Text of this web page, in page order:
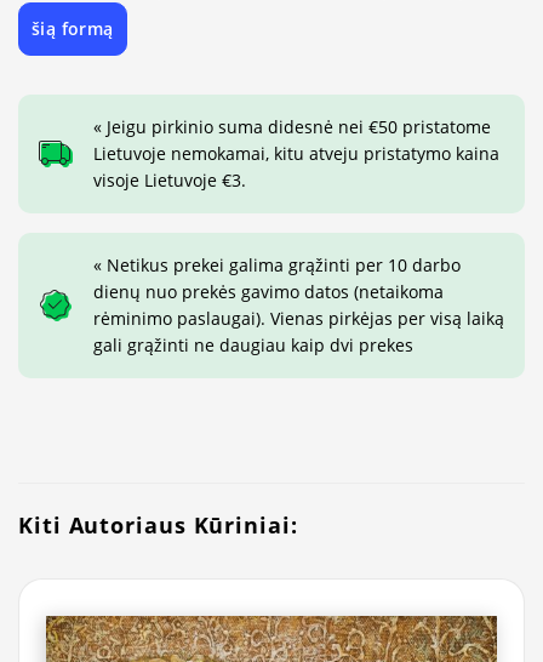
šią formą
« Jeigu pirkinio suma didesnė nei €50 pristatome
Lietuvoje nemokamai, kitu atveju pristatymo kaina
visoje Lietuvoje €3.
« Netikus prekei galima grąžinti per 10 darbo
dienų nuo prekės gavimo datos (netaikoma
rėminimo paslaugai). Vienas pirkėjas per visą laiką
gali grąžinti ne daugiau kaip dvi prekes
Kiti Autoriaus Kūriniai: